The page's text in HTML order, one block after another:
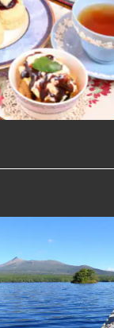
グルメ カフ